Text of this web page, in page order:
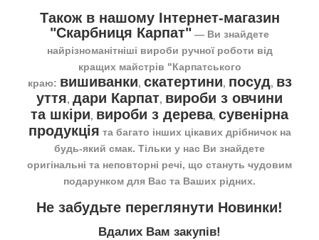
Також в нашому Інтернет-магазин
"Скарбниця Карпат" ― Ви знайдете
найрізноманітніші вироби ручної роботи від
кращих майстрів "Карпатського
краю: вишиванки, скатертини, посуд, вз
уття, дари Карпат, вироби з овчини
та шкіри, вироби з дерева, сувенірна
продукція та багато інших цікавих дрібничок на
будь-який смак. Тільки у нас Ви знайдете
оригінальні та неповторні речі, що стануть чудовим
подарунком для Вас та Ваших рідних.
Не забудьте переглянути Новинки!
Вдалих Вам закупів!